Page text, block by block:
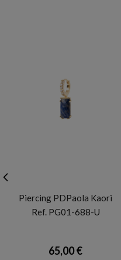
Piercing PDPaola Kaori
Ref. PG01-688-U
65,00 €